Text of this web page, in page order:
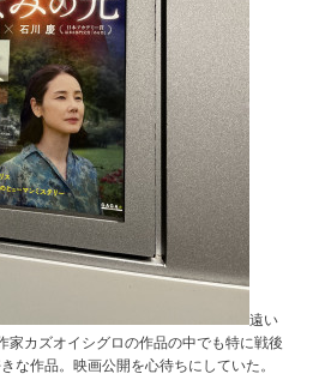
遠い
家カズオイシグロの作品の中でも特に戦後
な作品。映画公開を心待ちにしていた。